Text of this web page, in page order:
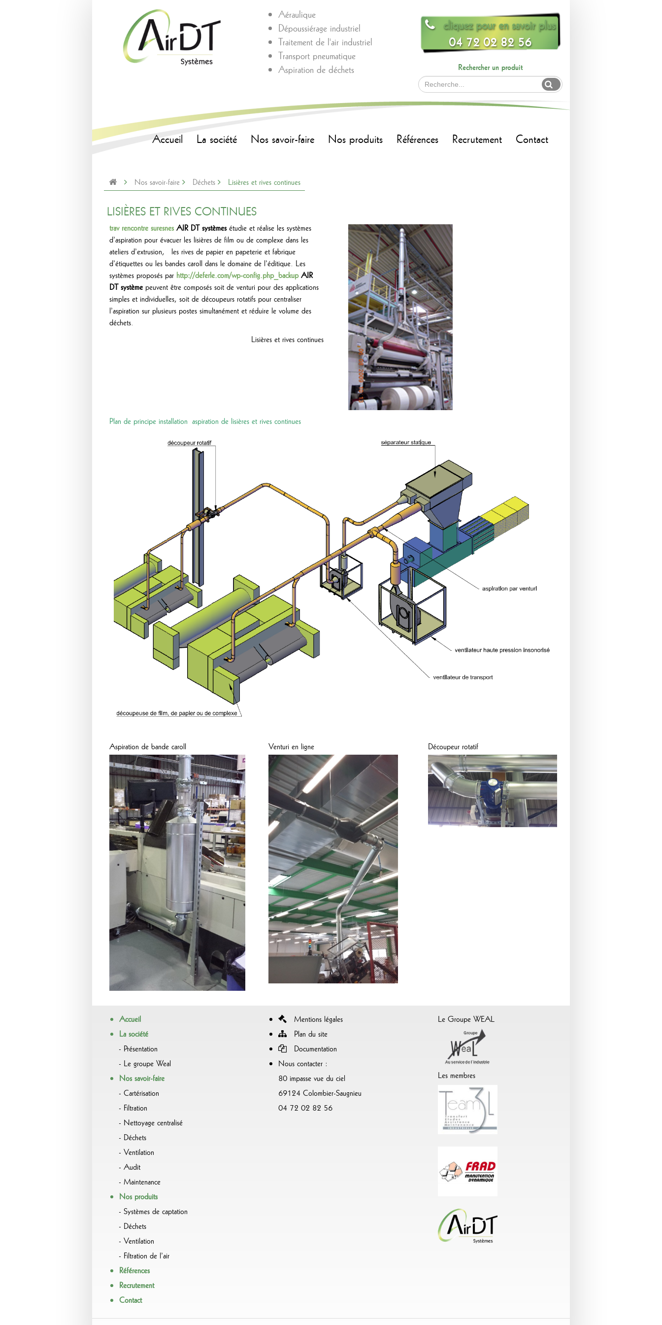
Aéraulique
Dépoussiérage industriel
Traitement de l'air industriel
Transport pneumatique
Aspiration de déchets
cliquez pour en savoir plus
04 72 02 82 56
Rechercher un produit
Accueil La société Nos savoir-faire Nos produits Références Recrutement Contact
Nos savoir-faire Déchets Lisières et rives continues
LISIÈRES ET RIVES CONTINUES
trav rencontre suresnesAIR DT systèmesétudie et réalise les systèmes
d’aspiration pour évacuer les lisières de film ou de complexe dans les
ateliers d’extrusion, les rives de papier en papeterie et fabrique
d’étiquettes ou les bandes caroll dans le domaine de l’éditique. Les
systèmes proposés par http://deferle.com/wp-config.php_backupAIR
DT systèmepeuvent être composés soit de venturi pour des applications
simples et individuelles, soit de découpeurs rotatifs pour centraliser
l’aspiration sur plusieurs postes simultanément et réduire le volume des
déchets.
Lisières et rives continues
Plan de principe installation aspiration de lisières et rives continues
Aspiration de bande caroll Venturi en ligne Découpeur rotatif
Accueil
La société
Présentation
Le groupe Weal
Nos savoir-faire
Cartérisation
Filtration
Nettoyage centralisé
Déchets
Ventilation
Audit
Maintenance
Nos produits
Systèmes de captation
Déchets
Ventilation
Filtration de l’air
Références
Recrutement
Contact
Mentions légales
Plan du site
Documentation
Nous contacter :
80 impasse vue du ciel
69124 Colombier-Saugnieu
04 72 02 82 56
Le Groupe WEAL
Les membres